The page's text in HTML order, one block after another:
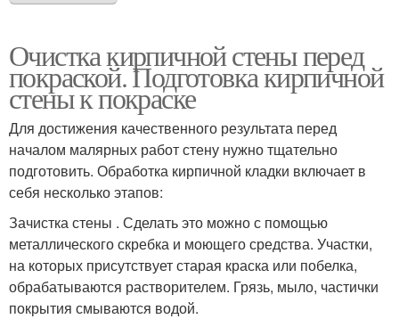
Очистка кирпичной стены перед
покраской. Подготовка кирпичной
стены к покраске
Для достижения качественного результата перед
началом малярных работ стену нужно тщательно
подготовить. Обработка кирпичной кладки включает в
себя несколько этапов:
Зачистка стены . Сделать это можно с помощью
металлического скребка и моющего средства. Участки,
на которых присутствует старая краска или побелка,
обрабатываются растворителем. Грязь, мыло, частички
покрытия смываются водой.